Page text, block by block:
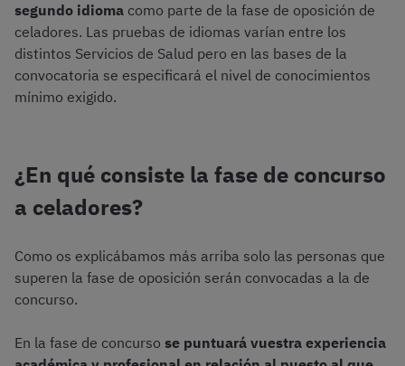
segundo idioma como parte de la fase de oposición de
celadores. Las pruebas de idiomas varían entre los
distintos Servicios de Salud pero en las bases de la
convocatoria se especificará el nivel de conocimientos
mínimo exigido.
¿En qué consiste la fase de concurso
a celadores?
Como os explicábamos más arriba solo las personas que
superen la fase de oposición serán convocadas a la de
concurso.
En la fase de concurso se puntuará vuestra experiencia